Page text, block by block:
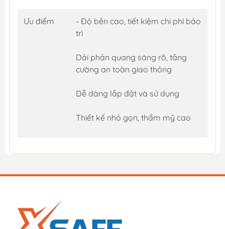
Ưu điểm
- Độ bền cao, tiết kiệm chi phí bảo
trì
Dải phản quang sáng rõ, tăng
cường an toàn giao thông
Dễ dàng lắp đặt và sử dụng
Thiết kế nhỏ gọn, thẩm mỹ cao